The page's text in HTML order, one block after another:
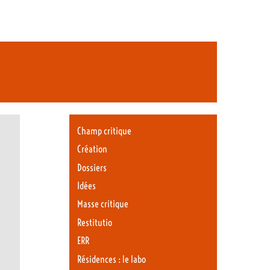
Champ critique
Création
Dossiers
Idées
Masse critique
Restitutio
ERR
Résidences : le labo